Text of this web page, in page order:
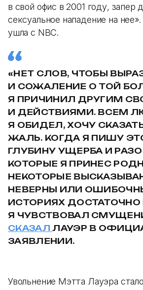
в свой офис в 2001 году, запер
сексуальное нападение на
ушла с NBC.
«НЕТ СЛОВ, ЧТОБЫ
И СОЖАЛЕНИЕ О ТОЙ
Я ПРИЧИНИЛ ДРУГИМ
И ДЕЙСТВИЯМИ. ВСЕМ
Я ОБИДЕЛ, ХОЧУ
ЖАЛЬ. КОГДА Я ПИШУ
ГЛУБИНУ УЩЕРБА И
КОТОРЫЕ Я ПРИНЕС
НЕКОТОРЫЕ
НЕВЕРНЫ ИЛИ
ИСТОРИЯХ
Я ЧУВСТВОВАЛ
СКАЗАЛЛАУЭР В
ЗАЯВЛЕНИИ.
Увольнение Мэтта Лауэра